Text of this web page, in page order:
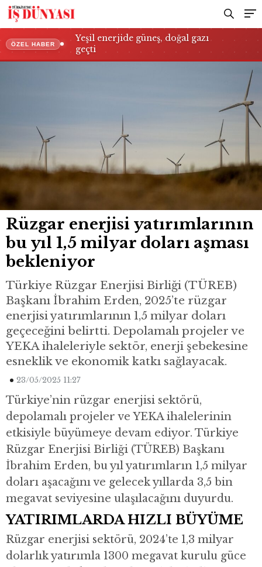
ÖZEL HABER
Yeşil enerjide güneş, doğal gazı
geçti
Rüzgar enerjisi yatırımlarının
bu yıl 1,5 milyar doları aşması
bekleniyor
Türkiye Rüzgar Enerjisi Birliği (TÜREB)
Başkanı İbrahim Erden, 2025’te rüzgar
enerjisi yatırımlarının 1,5 milyar doları
geçeceğini belirtti. Depolamalı projeler ve
YEKA ihaleleriyle sektör, enerji şebekesine
esneklik ve ekonomik katkı sağlayacak.
23/05/2025 11:27
Türkiye’nin rüzgar enerjisi sektörü,
depolamalı projeler ve YEKA ihalelerinin
etkisiyle büyümeye devam ediyor. Türkiye
Rüzgar Enerjisi Birliği (TÜREB) Başkanı
İbrahim Erden, bu yıl yatırımların 1,5 milyar
doları aşacağını ve gelecek yıllarda 3,5 bin
megavat seviyesine ulaşılacağını duyurdu.
YATIRIMLARDA HIZLI BÜYÜME
Rüzgar enerjisi sektörü, 2024’te 1,3 milyar
dolarlık yatırımla 1300 megavat kurulu güce